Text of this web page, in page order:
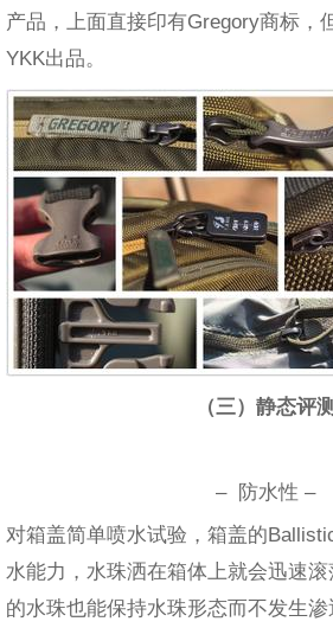
产品，上面直接印有Gregory商标，
YKK出品。
（三）静态评测
– 防水性 –
对箱盖简单喷水试验，箱盖的
水能力，水珠洒在箱体上就会迅速
的水珠也能保持水珠形态而不发生